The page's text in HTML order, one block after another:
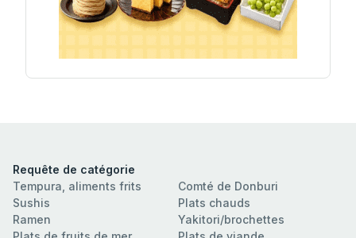
Requête de catégorie
Tempura, aliments frits
Sushis
Ramen
Comté de Donburi
Plats chauds
Yakitori/brochettes